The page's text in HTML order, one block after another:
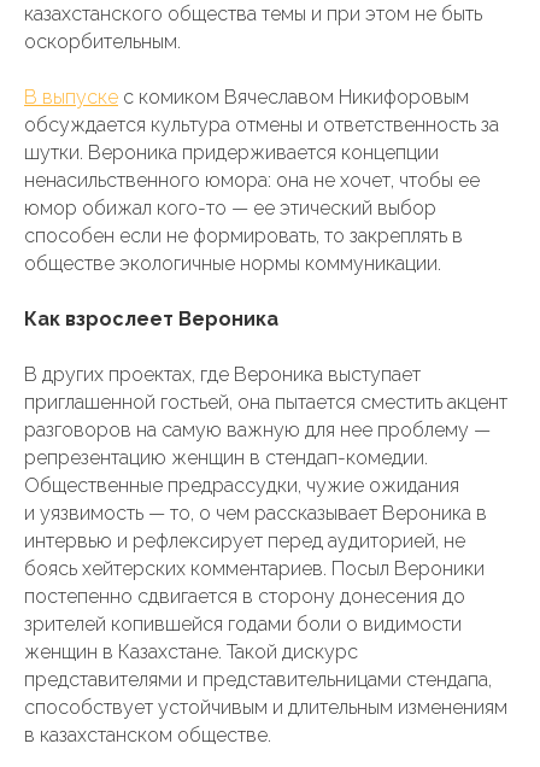
казахстанского общества темы и при этом не быть
оскорбительным.
В выпуске с комиком Вячеславом Никифоровым
обсуждается культура отмены и ответственность за
шутки. Вероника придерживается концепции
ненасильственного юмора: она не хочет, чтобы ее
юмор обижал кого-то — ее этический выбор
способен если не формировать, то закреплять в
обществе экологичные нормы коммуникации.
Как взрослеет Вероника
В других проектах, где Вероника выступает
приглашенной гостьей, она пытается сместить акцент
разговоров на самую важную для нее проблему —
репрезентацию женщин в стендап-комедии.
Общественные предрассудки, чужие ожидания
и уязвимость — то, о чем рассказывает Вероника в
интервью и рефлексирует перед аудиторией, не
боясь хейтерских комментариев. Посыл Вероники
постепенно сдвигается в сторону донесения до
зрителей копившейся годами боли о видимости
женщин в Казахстане. Такой дискурс
представителями и представительницами стендапа,
способствует устойчивым и длительным изменениям
в казахстанском обществе.